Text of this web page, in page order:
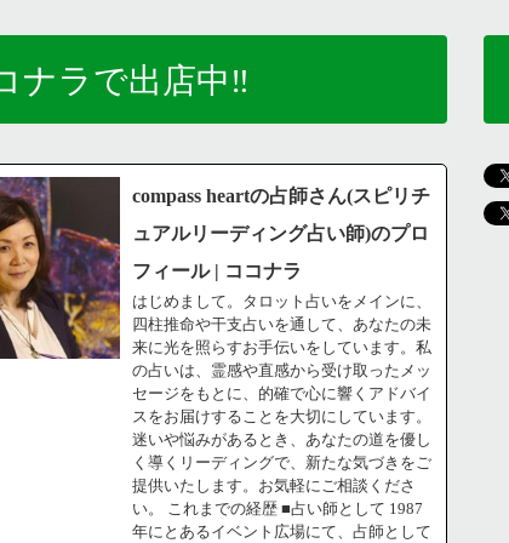
ナラで出店中‼️
compass heartの占師さん(スピリチ
ュアルリーディング占い師)のプロ
フィール | ココナラ
はじめまして。タロット占いをメインに、
四柱推命や干支占いを通して、あなたの未
来に光を照らすお手伝いをしています。私
の占いは、霊感や直感から受け取ったメッ
セージをもとに、的確で心に響くアドバイ
スをお届けすることを大切にしています。
迷いや悩みがあるとき、あなたの道を優し
く導くリーディングで、新たな気づきをご
提供いたします。お気軽にご相談くださ
い。 これまでの経歴 ■占い師として 1987
年にとあるイベント広場にて、占師として